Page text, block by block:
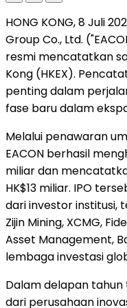
HONG KONG, 8 Juli
Group Co., Ltd.
resmi mencatatkan
Kong (HKEX).
penting dalam
fase baru dalam
Melalui penawaran
EACON berhasil
miliar dan
HK$13 miliar. IPO
dari investor institusi,
Zijin Mining, XCMG,
Asset Management,
lembaga investasi
Dalam delapan tahun
dari perusahaan